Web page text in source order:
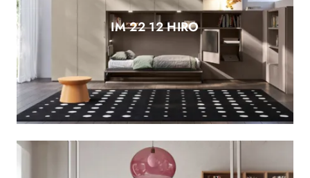
IM 22 12 HIRO